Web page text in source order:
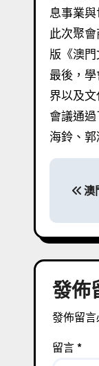
息事業與
此次聚
版《澳
最後，
界以及
會議通
海鈴、
文
導
覽
澳
發佈
發佈留言
留言 *